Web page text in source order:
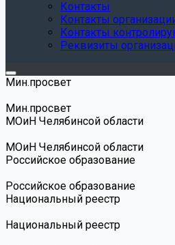
Контакты
Контакты
Контакты
Реквизиты
Мин.просвет
Мин.просвет
МОиН Челябинсой области
МОиН Челябинсой области
Российское образование
Российское образование
Национальный реестр
Национальный реестр